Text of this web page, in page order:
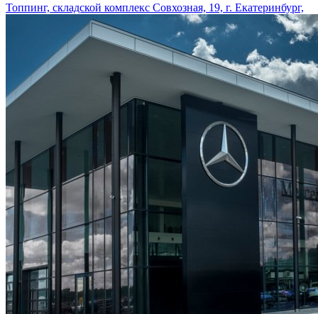
Топпинг, складской комплекс Совхозная, 19, г. Екатеринбург,